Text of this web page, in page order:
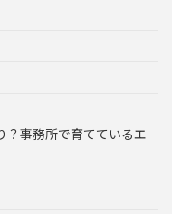
？事務所で育てているエ